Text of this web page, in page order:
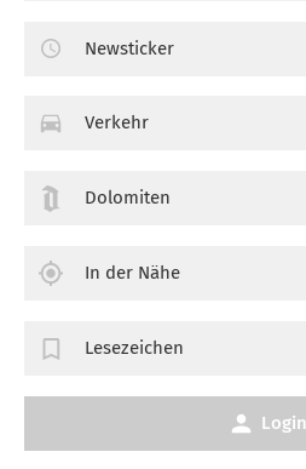
Newsticker
Verkehr
Dolomiten
In der Nähe
Lesezeichen
Login